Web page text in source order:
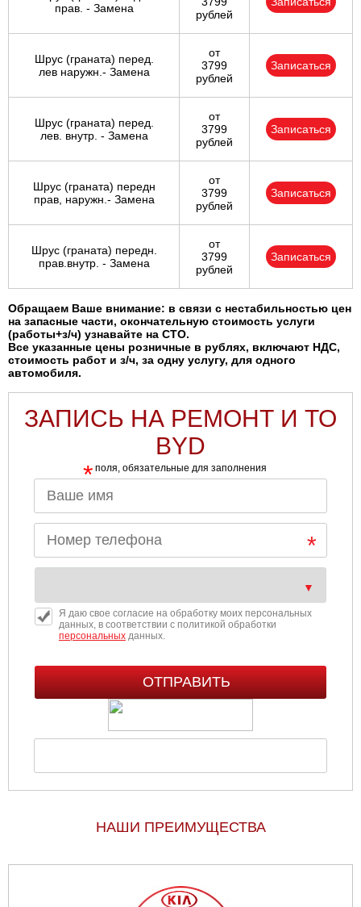
прав. - Замена
рублей
Шрус (граната) перед.
лев наружн.- Замена
от
3799
рублей
Записаться
Шрус (граната) перед.
лев. внутр. - Замена
от
3799
рублей
Записаться
Шрус (граната) передн
прав, наружн.- Замена
от
3799
рублей
Записаться
Шрус (граната) передн.
прав.внутр. - Замена
от
3799
рублей
Записаться
Обращаем Ваше внимание: в связи с нестабильностью цен
на запасные части, окончательную стоимость услуги
(работы+з/ч) узнавайте на СТО.
Все указанные цены розничные в рублях, включают НДС,
стоимость работ и з/ч, за одну услугу, для одного
автомобиля.
ЗАПИСЬ НА РЕМОНТ И ТО
BYD
* поля, обязательные для заполнения
Я даю свое согласие на обработку моих персональных
данных, в соответствии с политикой обработки
персональныхданных.
НАШИ ПРЕИМУЩЕСТВА